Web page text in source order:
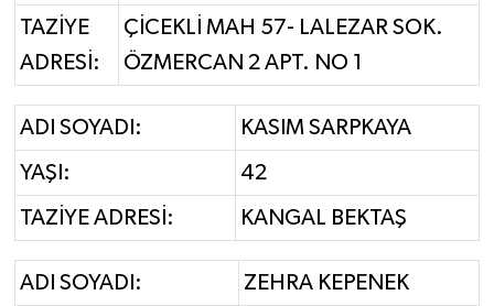
TAZİYE
ADRESİ:
ÇİCEKLİ MAH 57- LALEZAR SOK.
ÖZMERCAN 2 APT. NO 1
ADI SOYADI: KASIM SARPKAYA
YAŞI: 42
TAZİYE ADRESİ: KANGAL BEKTAŞ
ADI SOYADI: ZEHRA KEPENEK